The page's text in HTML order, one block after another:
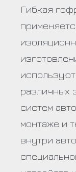
Гибкая
различных
систем
монтаже и
внутри